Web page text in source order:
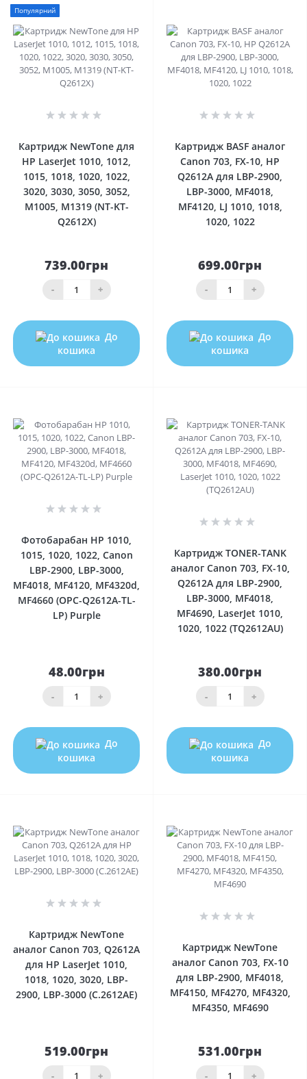
Популярний
Картридж NewTone для
HP LaserJet 1010, 1012,
1015, 1018, 1020, 1022,
3020, 3030, 3050, 3052,
M1005, M1319 (NT-KT-
Q2612X)
739.00грн
- +
До
кошика
Картридж BASF аналог
Canon 703, FX-10, HP
Q2612A для LBP-2900,
LBP-3000, MF4018,
MF4120, LJ 1010, 1018,
1020, 1022
699.00грн
- +
До
кошика
Фотобарабан HP 1010,
1015, 1020, 1022, Canon
LBP-2900, LBP-3000,
MF4018, MF4120, MF4320d,
MF4660 (OPC-Q2612A-TL-
LP) Purple
48.00грн
- +
До
кошика
Картридж TONER-TANK
аналог Canon 703, FX-10,
Q2612A для LBP-2900,
LBP-3000, MF4018,
MF4690, LaserJet 1010,
1020, 1022 (TQ2612AU)
380.00грн
- +
До
кошика
Картридж NewTone
аналог Canon 703, Q2612A
для HP LaserJet 1010,
1018, 1020, 3020, LBP-
2900, LBP-3000 (C.2612AE)
519.00грн
- +
Картридж NewTone
аналог Canon 703, FX-10
для LBP-2900, MF4018,
MF4150, MF4270, MF4320,
MF4350, MF4690
531.00грн
- +